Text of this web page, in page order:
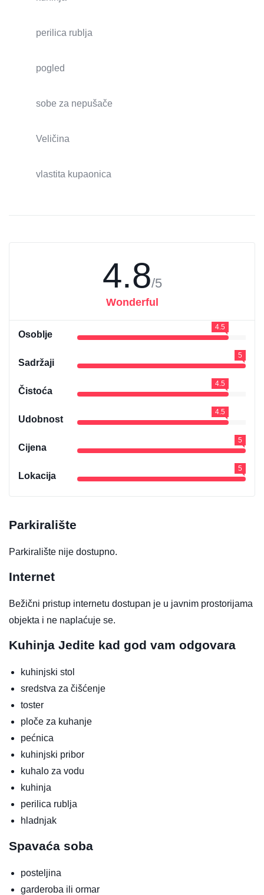
perilica rublja
pogled
sobe za nepušače
Veličina
vlastita kupaonica
4.8/5
Wonderful
Osoblje
4.5
Sadržaji
5
Čistoća
4.5
Udobnost
4.5
Cijena
5
Lokacija
5
Parkiralište
Parkiralište nije dostupno.
Internet
Bežični pristup internetu dostupan je u javnim prostorijama
objekta i ne naplaćuje se.
Kuhinja Jedite kad god vam odgovara
kuhinjski stol
sredstva za čišćenje
toster
ploče za kuhanje
pećnica
kuhinjski pribor
kuhalo za vodu
kuhinja
perilica rublja
hladnjak
Spavaća soba
posteljina
garderoba ili ormar